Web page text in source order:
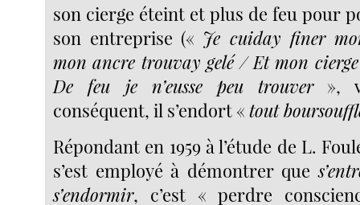
son cierge éteint et plus de feu pour
son entreprise (« Je cuiday finer
mon ancre trouvay gelé / Et mon
De feu je n’eusse peu trouver», v.
conséquent, il s’endort «tout
Répondant en 1959 à l’étude de L.
s’est employé à démontrer que
s’endormir, c’est « perdre